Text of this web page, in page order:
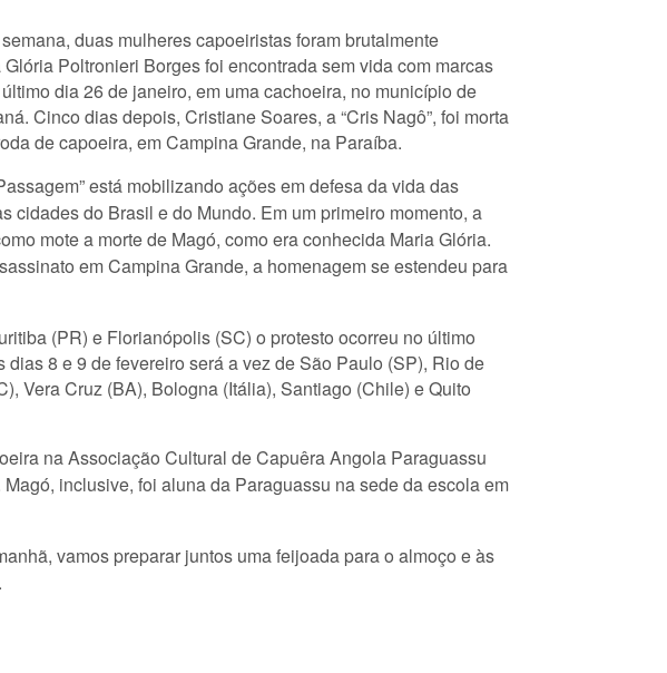
duas mulheres capoeiristas foram brutalmente
Poltronieri Borges foi encontrada sem vida com marcas
dia 26 de janeiro, em uma cachoeira, no município de
Cinco dias depois, Cristiane Soares, a “Cris Nagô”, foi morta
de capoeira, em Campina Grande, na Paraíba.
está mobilizando ações em defesa da vida das
cidades do Brasil e do Mundo. Em um primeiro momento, a
mote a morte de Magó, como era conhecida Maria Glória.
em Campina Grande, a homenagem se estendeu para
(PR) e Florianópolis (SC) o protesto ocorreu no último
dias 8 e 9 de fevereiro será a vez de São Paulo (SP), Rio de
Vera Cruz (BA), Bologna (Itália), Santiago (Chile) e Quito
na Associação Cultural de Capuêra Angola Paraguassu
inclusive, foi aluna da Paraguassu na sede da escola em
vamos preparar juntos uma feijoada para o almoço e às